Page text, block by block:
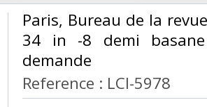
‎Paris, Bureau de la
34 in -8 demi
demande‎
Reference : LCI-5978